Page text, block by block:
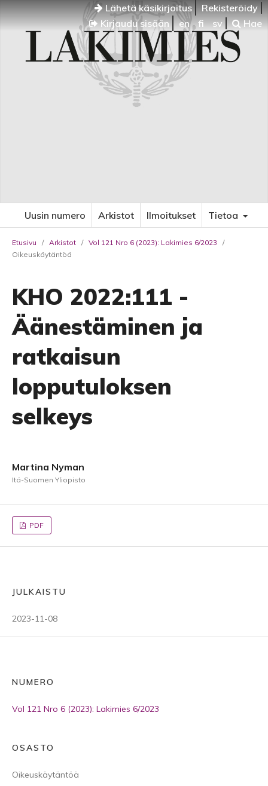
Lähetä käsikirjoitus
Rekisteröidy
Kirjaudu sisään
en fi sv Hae
Uusin numero Arkistot Ilmoitukset Tietoa
Etusivu / Arkistot / Vol 121 Nro 6 (2023): Lakimies 6/2023
/
Oikeuskäytäntöä
KHO 2022:111 -
Äänestäminen ja
ratkaisun
lopputuloksen
selkeys
Martina Nyman
Itä-Suomen Yliopisto
PDF
JULKAISTU
2023-11-08
NUMERO
Vol 121 Nro 6 (2023): Lakimies 6/2023
OSASTO
Oikeuskäytäntöä